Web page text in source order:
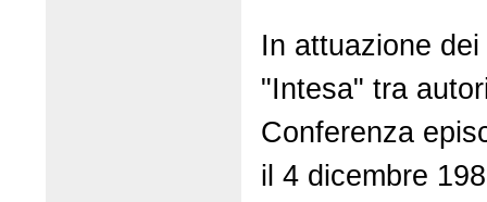
In attuazione
"Intesa" tra
Conferenza
il 4 dicembre